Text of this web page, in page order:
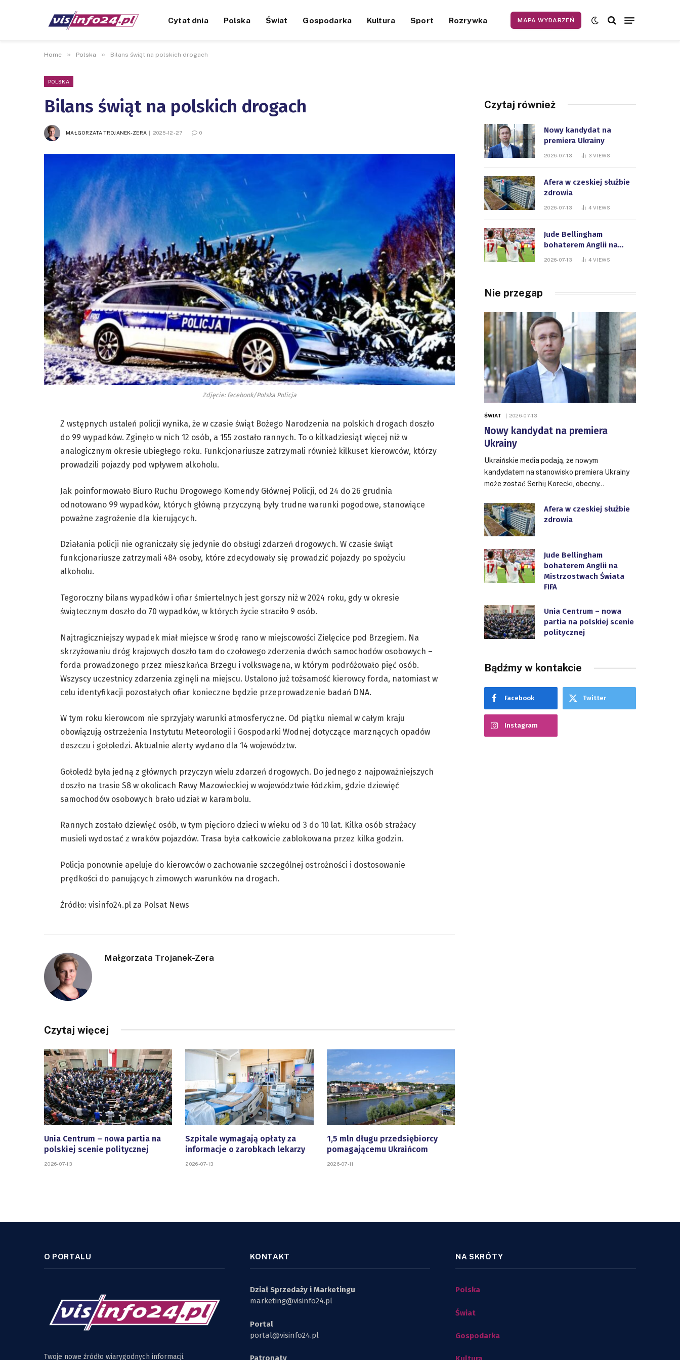
Cytat dnia Polska Świat Gospodarka Kultura Sport Rozrywka MAPA WYDARZEŃ
Home » Polska » Bilans świąt na polskich drogach
POLSKA
Bilans świąt na polskich drogach
MAŁGORZATA TROJANEK-ZERA 2025-12-27 0
Zdjęcie: facebook/Polska Policja
Z wstępnych ustaleń policji wynika, że w czasie świąt Bożego Narodzenia na polskich drogach doszło
do 99 wypadków. Zginęło w nich 12 osób, a 155 zostało rannych. To o kilkadziesiąt więcej niż w
analogicznym okresie ubiegłego roku. Funkcjonariusze zatrzymali również kilkuset kierowców, którzy
prowadzili pojazdy pod wpływem alkoholu.
Jak poinformowało Biuro Ruchu Drogowego Komendy Głównej Policji, od 24 do 26 grudnia
odnotowano 99 wypadków, których główną przyczyną były trudne warunki pogodowe, stanowiące
poważne zagrożenie dla kierujących.
Działania policji nie ograniczały się jedynie do obsługi zdarzeń drogowych. W czasie świąt
funkcjonariusze zatrzymali 484 osoby, które zdecydowały się prowadzić pojazdy po spożyciu
alkoholu.
Tegoroczny bilans wypadków i ofiar śmiertelnych jest gorszy niż w 2024 roku, gdy w okresie
świątecznym doszło do 70 wypadków, w których życie straciło 9 osób.
Najtragiczniejszy wypadek miał miejsce w środę rano w miejscowości Zielęcice pod Brzegiem. Na
skrzyżowaniu dróg krajowych doszło tam do czołowego zderzenia dwóch samochodów osobowych –
forda prowadzonego przez mieszkańca Brzegu i volkswagena, w którym podróżowało pięć osób.
Wszyscy uczestnicy zdarzenia zginęli na miejscu. Ustalono już tożsamość kierowcy forda, natomiast w
celu identyfikacji pozostałych ofiar konieczne będzie przeprowadzenie badań DNA.
W tym roku kierowcom nie sprzyjały warunki atmosferyczne. Od piątku niemal w całym kraju
obowiązują ostrzeżenia Instytutu Meteorologii i Gospodarki Wodnej dotyczące marznących opadów
deszczu i gołoledzi. Aktualnie alerty wydano dla 14 województw.
Gołoledź była jedną z głównych przyczyn wielu zdarzeń drogowych. Do jednego z najpoważniejszych
doszło na trasie S8 w okolicach Rawy Mazowieckiej w województwie łódzkim, gdzie dziewięć
samochodów osobowych brało udział w karambolu.
Rannych zostało dziewięć osób, w tym pięcioro dzieci w wieku od 3 do 10 lat. Kilka osób strażacy
musieli wydostać z wraków pojazdów. Trasa była całkowicie zablokowana przez kilka godzin.
Policja ponownie apeluje do kierowców o zachowanie szczególnej ostrożności i dostosowanie
prędkości do panujących zimowych warunków na drogach.
Źródło: visinfo24.pl za Polsat News
Małgorzata Trojanek-Zera
Czytaj więcej
Unia Centrum – nowa partia na
polskiej scenie politycznej
2026-07-13
Szpitale wymagają opłaty za
informacje o zarobkach lekarzy
2026-07-13
1,5 mln długu przedsiębiorcy
pomagającemu Ukraińcom
2026-07-11
Czytaj również
Nowy kandydat na
premiera Ukrainy
2026-07-13 3 VIEWS
Afera w czeskiej służbie
zdrowia
2026-07-13 4 VIEWS
Jude Bellingham
bohaterem Anglii na
Mistrzostwach Świata
2026-07-13 4 VIEWS
Nie przegap
ŚWIAT 2026-07-13
Nowy kandydat na premiera
Ukrainy
Ukraińskie media podają, że nowym
kandydatem na stanowisko premiera Ukrainy
może zostać Serhij Korecki, obecny…
Afera w czeskiej służbie
zdrowia
Jude Bellingham
bohaterem Anglii na
Mistrzostwach Świata
FIFA
Unia Centrum – nowa
partia na polskiej scenie
politycznej
Bądźmy w kontakcie
Facebook Twitter
Instagram
O PORTALU
Twoje nowe źródło wiarygodnych informacji.
KONTAKT
Dział Sprzedaży i Marketingu
marketing@visinfo24.pl
Portal
portal@visinfo24.pl
Patronaty
NA SKRÓTY
Polska
Świat
Gospodarka